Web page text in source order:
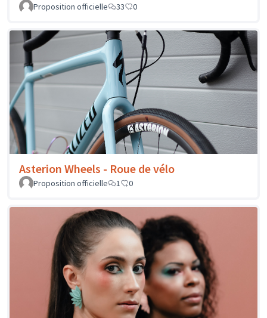
Proposition officielle 33 0
Asterion Wheels - Roue de vélo
Proposition officielle 1 0